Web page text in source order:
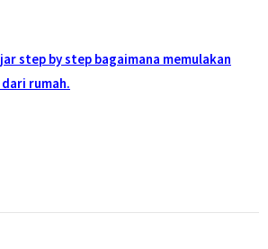
step by step bagaimana memulakan
rumah.